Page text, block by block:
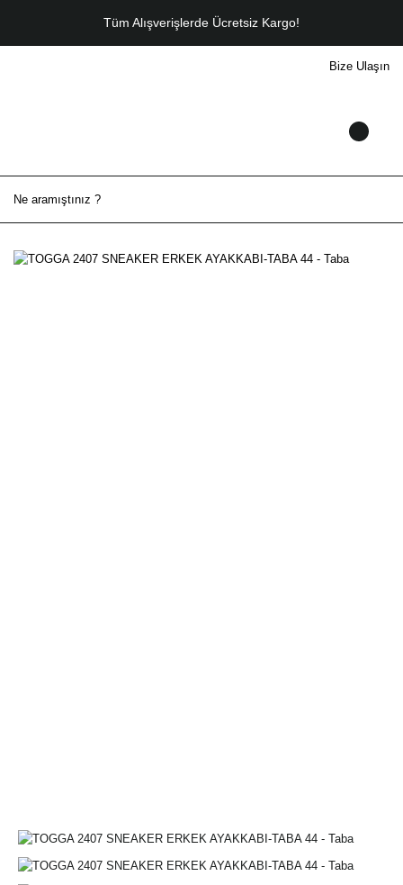
Tüm Alışverişlerde Ücretsiz Kargo!
Bize Ulaşın